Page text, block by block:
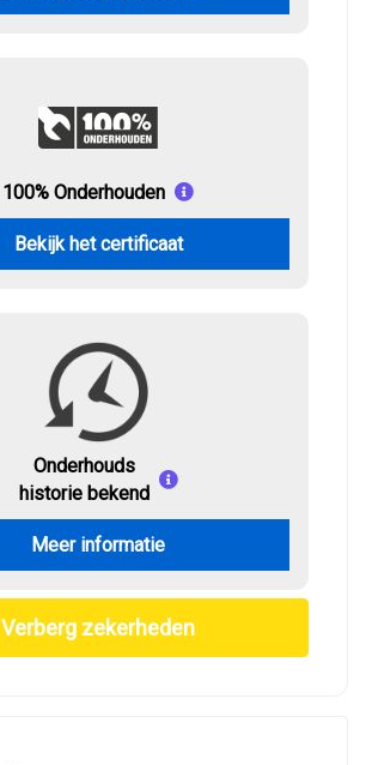
100% Onderhouden
Bekijk het certificaat
Onderhouds
historie bekend
Meer informatie
Verberg zekerheden